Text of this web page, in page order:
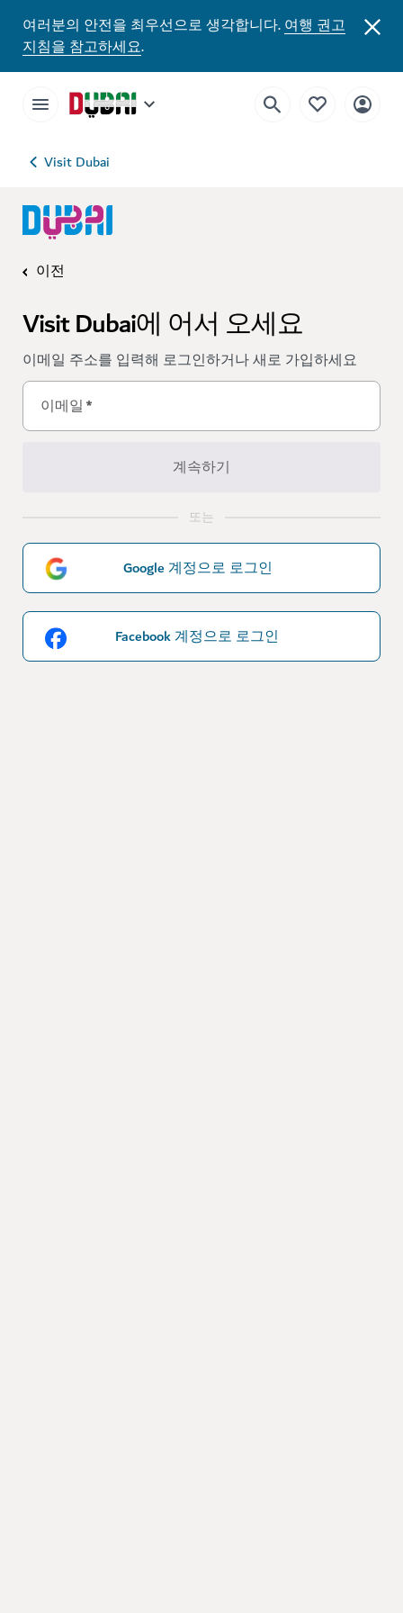
여러분의 안전을 최우선으로 생각합니다.여행 권고
지침을 참고하세요.
Visit Dubai
이전
Visit Dubai에 어서 오세요
이메일 주소를 입력해 로그인하거나 새로 가입하세요
이메일*
계속하기
또는
Google 계정으로 로그인
Facebook 계정으로 로그인